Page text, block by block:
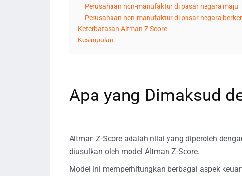
Perusahaan non-manufaktur di pasar negara maju
Perusahaan non-manufaktur di pasar negara
Keterbatasan Altman Z-Score
Kesimpulan
Apa yang Dimaksud
Altman Z-Score adalah nilai yang diperoleh
diusulkan oleh model Altman Z-Score.
Model ini memperhitungkan berbagai aspek